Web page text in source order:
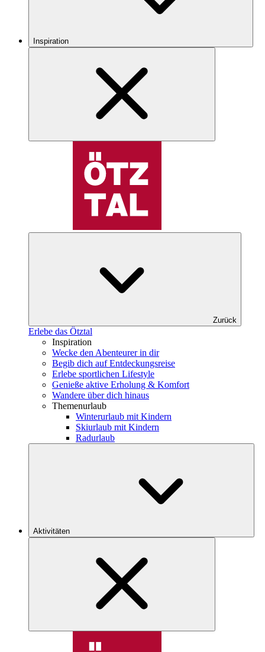
Inspiration
Zurück
Erlebe das Ötztal
Inspiration
Wecke den Abenteurer in dir
Begib dich auf Entdeckungsreise
Erlebe sportlichen Lifestyle
Genieße aktive Erholung & Komfort
Wandere über dich hinaus
Themenurlaub
Winterurlaub mit Kindern
Skiurlaub mit Kindern
Radurlaub
Aktivitäten